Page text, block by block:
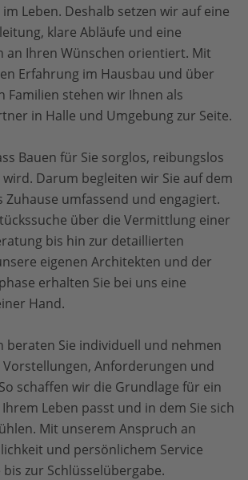
Leben. Deshalb setzen wir auf eine
klare Abläufe und eine
an Ihren Wünschen orientiert. Mit
Erfahrung im Hausbau und über
Familien stehen wir Ihnen als
in Halle und Umgebung zur Seite.
Bauen für Sie sorglos, reibungslos
Darum begleiten wir Sie auf dem
Zuhause umfassend und engagiert.
über die Vermittlung einer
bis hin zur detaillierten
eigenen Architekten und der
erhalten Sie bei uns eine
Hand.
beraten Sie individuell und nehmen
Anforderungen und
schaffen wir die Grundlage für ein
Leben passt und in dem Sie sich
Mit unserem Anspruch an
und persönlichem Service
zur Schlüsselübergabe.